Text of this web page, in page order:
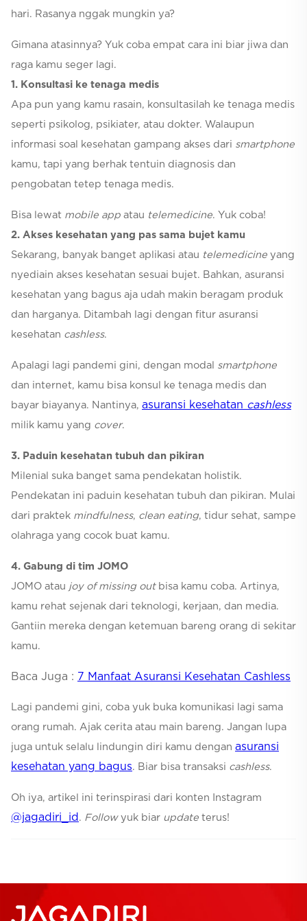
hari. Rasanya nggak mungkin ya?
Gimana atasinnya? Yuk coba empat cara ini biar jiwa dan
raga kamu seger lagi.
1. Konsultasi ke tenaga medis
Apa pun yang kamu rasain, konsultasilah ke tenaga medis
seperti psikolog, psikiater, atau dokter. Walaupun
informasi soal kesehatan gampang akses dari smartphone
kamu, tapi yang berhak tentuin diagnosis dan
pengobatan tetep tenaga medis.
Bisa lewat mobile app atau telemedicine. Yuk coba!
2. Akses kesehatan yang pas sama bujet kamu
Sekarang, banyak banget aplikasi atau telemedicine yang
nyediain akses kesehatan sesuai bujet. Bahkan, asuransi
kesehatan yang bagus aja udah makin beragam produk
dan harganya. Ditambah lagi dengan fitur asuransi
kesehatan cashless.
Apalagi lagi pandemi gini, dengan modal smartphone
dan internet, kamu bisa konsul ke tenaga medis dan
bayar biayanya. Nantinya, asuransi kesehatan cashless
milik kamu yang cover.
3. Paduin kesehatan tubuh dan pikiran
Milenial suka banget sama pendekatan holistik.
Pendekatan ini paduin kesehatan tubuh dan pikiran. Mulai
dari praktek mindfulness, clean eating, tidur sehat, sampe
olahraga yang cocok buat kamu.
4. Gabung di tim JOMO
JOMO atau joy of missing outbisa kamu coba. Artinya,
kamu rehat sejenak dari teknologi, kerjaan, dan media.
Gantiin mereka dengan ketemuan bareng orang di sekitar
kamu.
Baca Juga : 7 Manfaat Asuransi Kesehatan Cashless
Lagi pandemi gini, coba yuk buka komunikasi lagi sama
orang rumah. Ajak cerita atau main bareng. Jangan lupa
juga untuk selalu lindungin diri kamu dengan asuransi
kesehatan yang bagus. Biar bisa transaksi cashless.
Oh iya, artikel ini terinspirasi dari konten Instagram
@jagadiri_id . Followyuk biar update terus!